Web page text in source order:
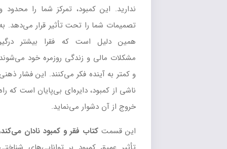
ندارید. این کمبود، تمرکز شما را محدود و
تصمیمات شما را تحت تأثیر قرار می‌دهد. به
همین دلیل است که فقرا بیشتر درگیر
مشکلات مالی و زندگی روزمره خود می‌شوند
و کمتر به آینده فکر می‌کنند. این فشار ذهنی
ناشی از کمبود، دایره‌ای بی‌پایان است که راه
خروج از آن دشوار می‌نماید.
این قسمت کتاب فقر و کمبود نادان می‌کند